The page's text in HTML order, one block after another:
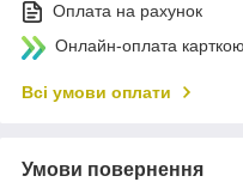
Оплата на рахунок
Онлайн-оплата
Всі умови оплати
Умови повернення